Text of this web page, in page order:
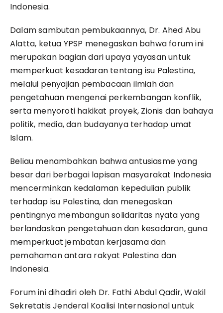
Indonesia.
Dalam sambutan pembukaannya, Dr. Ahed Abu
Alatta, ketua YPSP menegaskan bahwa forum ini
merupakan bagian dari upaya yayasan untuk
memperkuat kesadaran tentang isu Palestina,
melalui penyajian pembacaan ilmiah dan
pengetahuan mengenai perkembangan konflik,
serta menyoroti hakikat proyek, Zionis dan bahaya
politik, media, dan budayanya terhadap umat
Islam.
Beliau menambahkan bahwa antusiasme yang
besar dari berbagai lapisan masyarakat Indonesia
mencerminkan kedalaman kepedulian publik
terhadap isu Palestina, dan menegaskan
pentingnya membangun solidaritas nyata yang
berlandaskan pengetahuan dan kesadaran, guna
memperkuat jembatan kerjasama dan
pemahaman antara rakyat Palestina dan
Indonesia.
Forum ini dihadiri oleh Dr. Fathi Abdul Qadir, Wakil
Sekretatis Jenderal Koalisi Internasional untuk